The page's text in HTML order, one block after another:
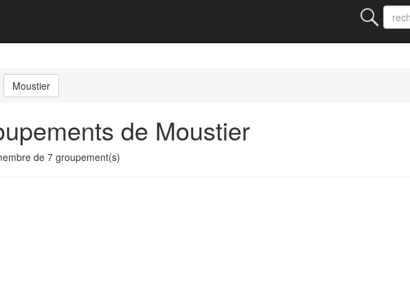
Moustier
de Moustier
de 7 groupement(s)